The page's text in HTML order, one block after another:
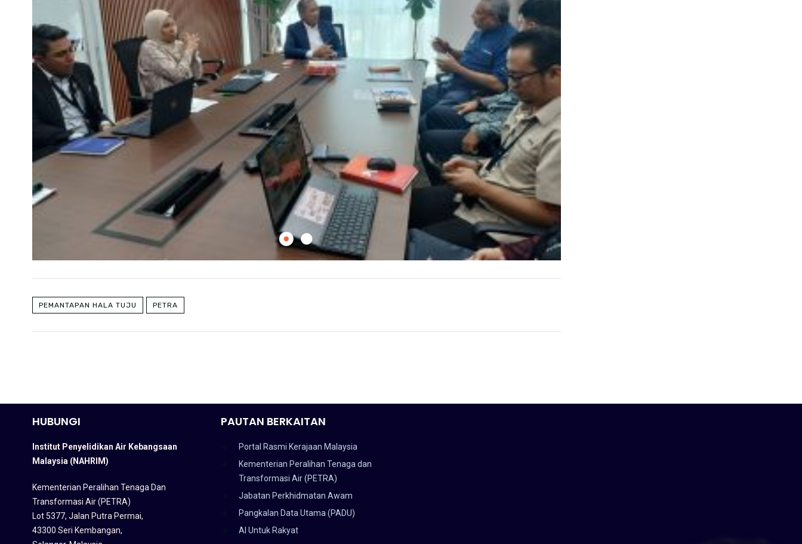
PEMANTAPAN HALA TUJU PETRA
HUBUNGI
Institut Penyelidikan Air Kebangsaan
Malaysia (NAHRIM)
Kementerian Peralihan Tenaga Dan
Transformasi Air (PETRA)
Lot 5377, Jalan Putra Permai,
43300 Seri Kembangan,
PAUTAN BERKAITAN
Portal Rasmi Kerajaan Malaysia
Kementerian Peralihan Tenaga dan
Transformasi Air (PETRA)
Jabatan Perkhidmatan Awam
Pangkalan Data Utama (PADU)
AI Untuk Rakyat